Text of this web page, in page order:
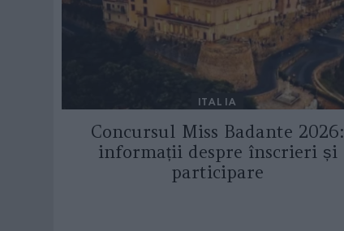
ITALIA
Concursul Miss Badante 2026:
informații despre înscrieri și
participare